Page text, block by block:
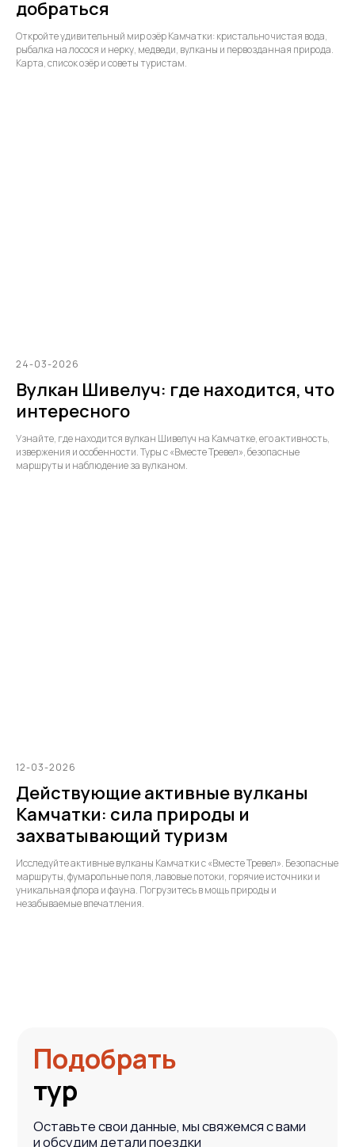
добраться
Откройте удивительный мир озёр Камчатки: кристально чистая вода,
рыбалка на лосося и нерку, медведи, вулканы и первозданная природа.
Карта, список озёр и советы туристам.
24-03-2026
Вулкан Шивелуч: где находится, что
интересного
Узнайте, где находится вулкан Шивелуч на Камчатке, его активность,
извержения и особенности. Туры с «Вместе Тревел», безопасные
маршруты и наблюдение за вулканом.
12-03-2026
Действующие активные вулканы
Камчатки: сила природы и
захватывающий туризм
Исследуйте активные вулканы Камчатки с «Вместе Тревел». Безопасные
маршруты, фумарольные поля, лавовые потоки, горячие источники и
уникальная флора и фауна. Погрузитесь в мощь природы и
незабываемые впечатления.